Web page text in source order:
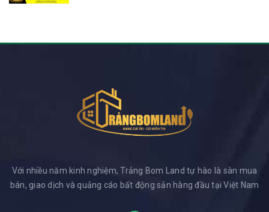
Với nhiều năm kinh nghiệm, Trảng Bom Land tự hào là sàn mua
bán, giao dịch và quảng cáo bất động sản hàng đầu tại Việt Nam